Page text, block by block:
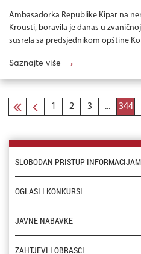
Ambasadorka Republike Kipar na
Krousti, boravila je danas u
susrela sa predsjednikom opštine
Saznajte više →
1 2 3 ... 344
SLOBODAN PRISTUP
OGLASI I KONKURSI
JAVNE NABAVKE
ZAHTJEVI I OBRASCI